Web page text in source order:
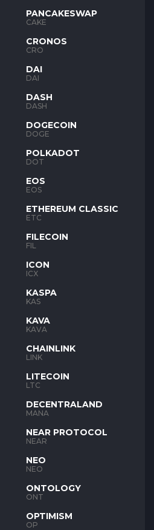
PANCAKESWAP
CAKE
CRONOS
CRO
DAI
DAI
DASH
DASH
DOGECOIN
DOGE
POLKADOT
DOT
EOS
EOS
ETHEREUM CLASSIC
ETC
FILECOIN
FIL
ICON
ICX
KASPA
KAS
KAVA
KAVA
CHAINLINK
LINK
LITECOIN
LTC
DECENTRALAND
MANA
NEAR PROTOCOL
NEAR
NEO
NEO
ONTOLOGY
ONT
OPTIMISM
OP